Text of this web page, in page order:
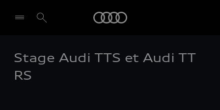
Select dealer
Stage Audi TTS et Audi TT
RS